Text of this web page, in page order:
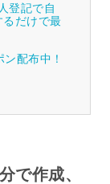
登記で自
だけで最
配布中！
で作成、